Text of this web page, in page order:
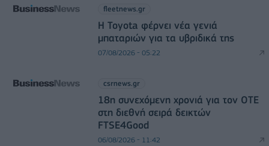
fleetnews.gr
Η Toyota φέρνει νέα γενιά
μπαταριών για τα υβριδικά της
07/08/2026 - 05:22
csrnews.gr
18η συνεχόμενη χρονιά για τον ΟΤΕ
στη διεθνή σειρά δεικτών
FTSE4Good
06/08/2026 - 11:42